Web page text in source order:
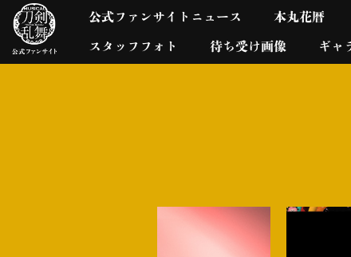
公式ファンサイトニュース 本丸花暦
スタッフフォト 待ち受け画像 ギャ